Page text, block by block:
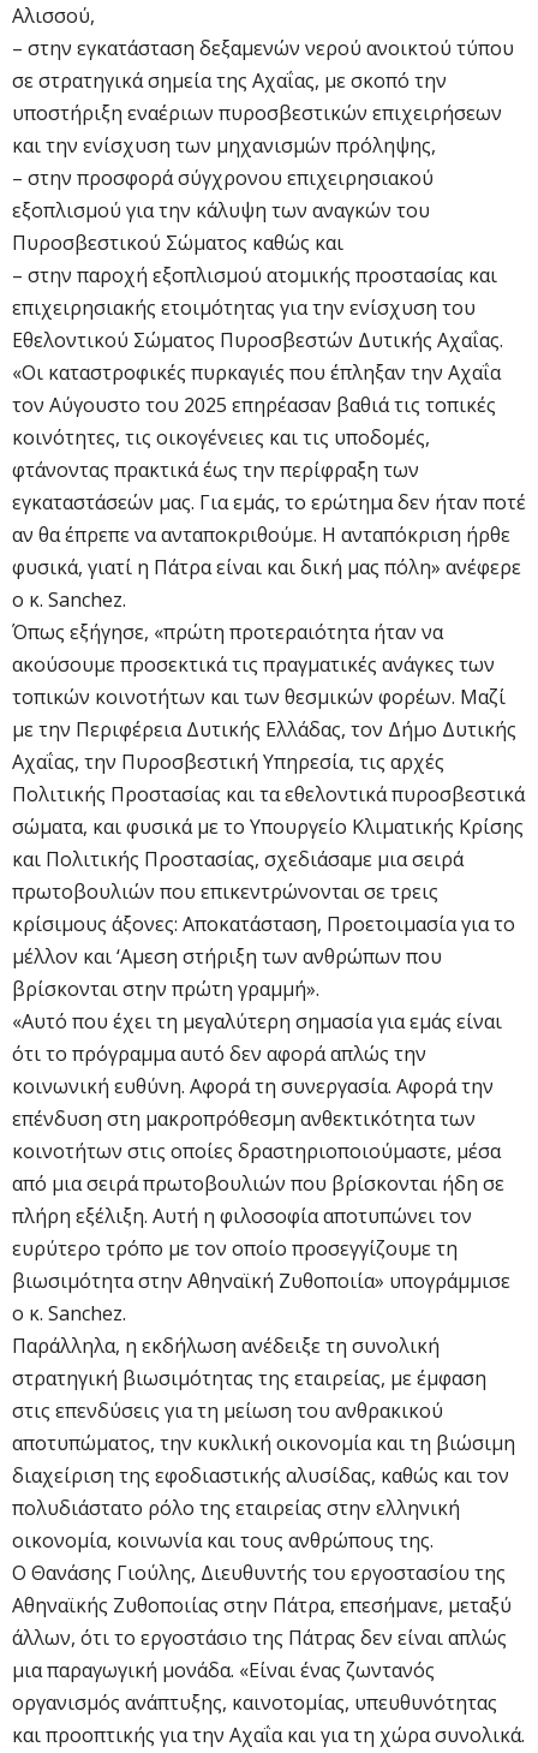
Αλισσού,
– στην εγκατάσταση δεξαμενών νερού ανοικτού τύπου
σε στρατηγικά σημεία της Αχαΐας, με σκοπό την
υποστήριξη εναέριων πυροσβεστικών επιχειρήσεων
και την ενίσχυση των μηχανισμών πρόληψης,
– στην προσφορά σύγχρονου επιχειρησιακού
εξοπλισμού για την κάλυψη των αναγκών του
Πυροσβεστικού Σώματος καθώς και
– στην παροχή εξοπλισμού ατομικής προστασίας και
επιχειρησιακής ετοιμότητας για την ενίσχυση του
Εθελοντικού Σώματος Πυροσβεστών Δυτικής Αχαΐας.
«Οι καταστροφικές πυρκαγιές που έπληξαν την Αχαΐα
τον Αύγουστο του 2025 επηρέασαν βαθιά τις τοπικές
κοινότητες, τις οικογένειες και τις υποδομές,
φτάνοντας πρακτικά έως την περίφραξη των
εγκαταστάσεών μας. Για εμάς, το ερώτημα δεν ήταν ποτέ
αν θα έπρεπε να ανταποκριθούμε. Η ανταπόκριση ήρθε
φυσικά, γιατί η Πάτρα είναι και δική μας πόλη» ανέφερε
ο κ. Sanchez.
Όπως εξήγησε, «πρώτη προτεραιότητα ήταν να
ακούσουμε προσεκτικά τις πραγματικές ανάγκες των
τοπικών κοινοτήτων και των θεσμικών φορέων. Μαζί
με την Περιφέρεια Δυτικής Ελλάδας, τον Δήμο Δυτικής
Αχαΐας, την Πυροσβεστική Υπηρεσία, τις αρχές
Πολιτικής Προστασίας και τα εθελοντικά πυροσβεστικά
σώματα, και φυσικά με το Υπουργείο Κλιματικής Κρίσης
και Πολιτικής Προστασίας, σχεδιάσαμε μια σειρά
πρωτοβουλιών που επικεντρώνονται σε τρεις
κρίσιμους άξονες: Αποκατάσταση, Προετοιμασία για το
μέλλον και ‘Αμεση στήριξη των ανθρώπων που
βρίσκονται στην πρώτη γραμμή».
«Αυτό που έχει τη μεγαλύτερη σημασία για εμάς είναι
ότι το πρόγραμμα αυτό δεν αφορά απλώς την
κοινωνική ευθύνη. Αφορά τη συνεργασία. Αφορά την
επένδυση στη μακροπρόθεσμη ανθεκτικότητα των
κοινοτήτων στις οποίες δραστηριοποιούμαστε, μέσα
από μια σειρά πρωτοβουλιών που βρίσκονται ήδη σε
πλήρη εξέλιξη. Αυτή η φιλοσοφία αποτυπώνει τον
ευρύτερο τρόπο με τον οποίο προσεγγίζουμε τη
βιωσιμότητα στην Αθηναϊκή Ζυθοποιία» υπογράμμισε
ο κ. Sanchez.
Παράλληλα, η εκδήλωση ανέδειξε τη συνολική
στρατηγική βιωσιμότητας της εταιρείας, με έμφαση
στις επενδύσεις για τη μείωση του ανθρακικού
αποτυπώματος, την κυκλική οικονομία και τη βιώσιμη
διαχείριση της εφοδιαστικής αλυσίδας, καθώς και τον
πολυδιάστατο ρόλο της εταιρείας στην ελληνική
οικονομία, κοινωνία και τους ανθρώπους της.
Ο Θανάσης Γιούλης, Διευθυντής του εργοστασίου της
Αθηναϊκής Ζυθοποιίας στην Πάτρα, επεσήμανε, μεταξύ
άλλων, ότι το εργοστάσιο της Πάτρας δεν είναι απλώς
μια παραγωγική μονάδα. «Είναι ένας ζωντανός
οργανισμός ανάπτυξης, καινοτομίας, υπευθυνότητας
και προοπτικής για την Αχαΐα και για τη χώρα συνολικά.